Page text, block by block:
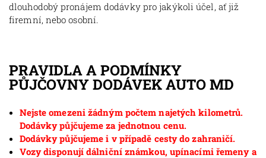
dlouhodobý pronájem dodávky pro jakýkoli účel, ať již
firemní, nebo osobní.
PRAVIDLA A PODMÍNKY
PŮJČOVNY DODÁVEK AUTO MD
Nejste omezeni žádným počtem najetých kilometrů.
Dodávky půjčujeme za jednotnou cenu.
Dodávky půjčujeme i v případě cesty do zahraničí.
Vozy disponují dálniční známkou, upínacími řemeny a